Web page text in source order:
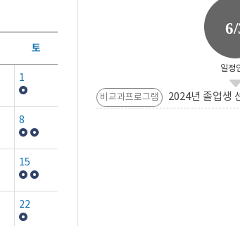
토
1
8
15
22
일정
비교과프로그램 2024년 졸업생